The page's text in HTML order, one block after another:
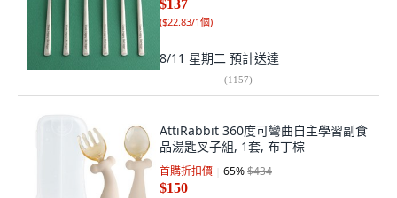
$137
($22.83/1個)
8/11 星期二 預計送達
(1157)
AttiRabbit 360度可彎曲自主學習副食
品湯匙叉子組, 1套, 布丁棕
首購折扣價 65%$434
$150